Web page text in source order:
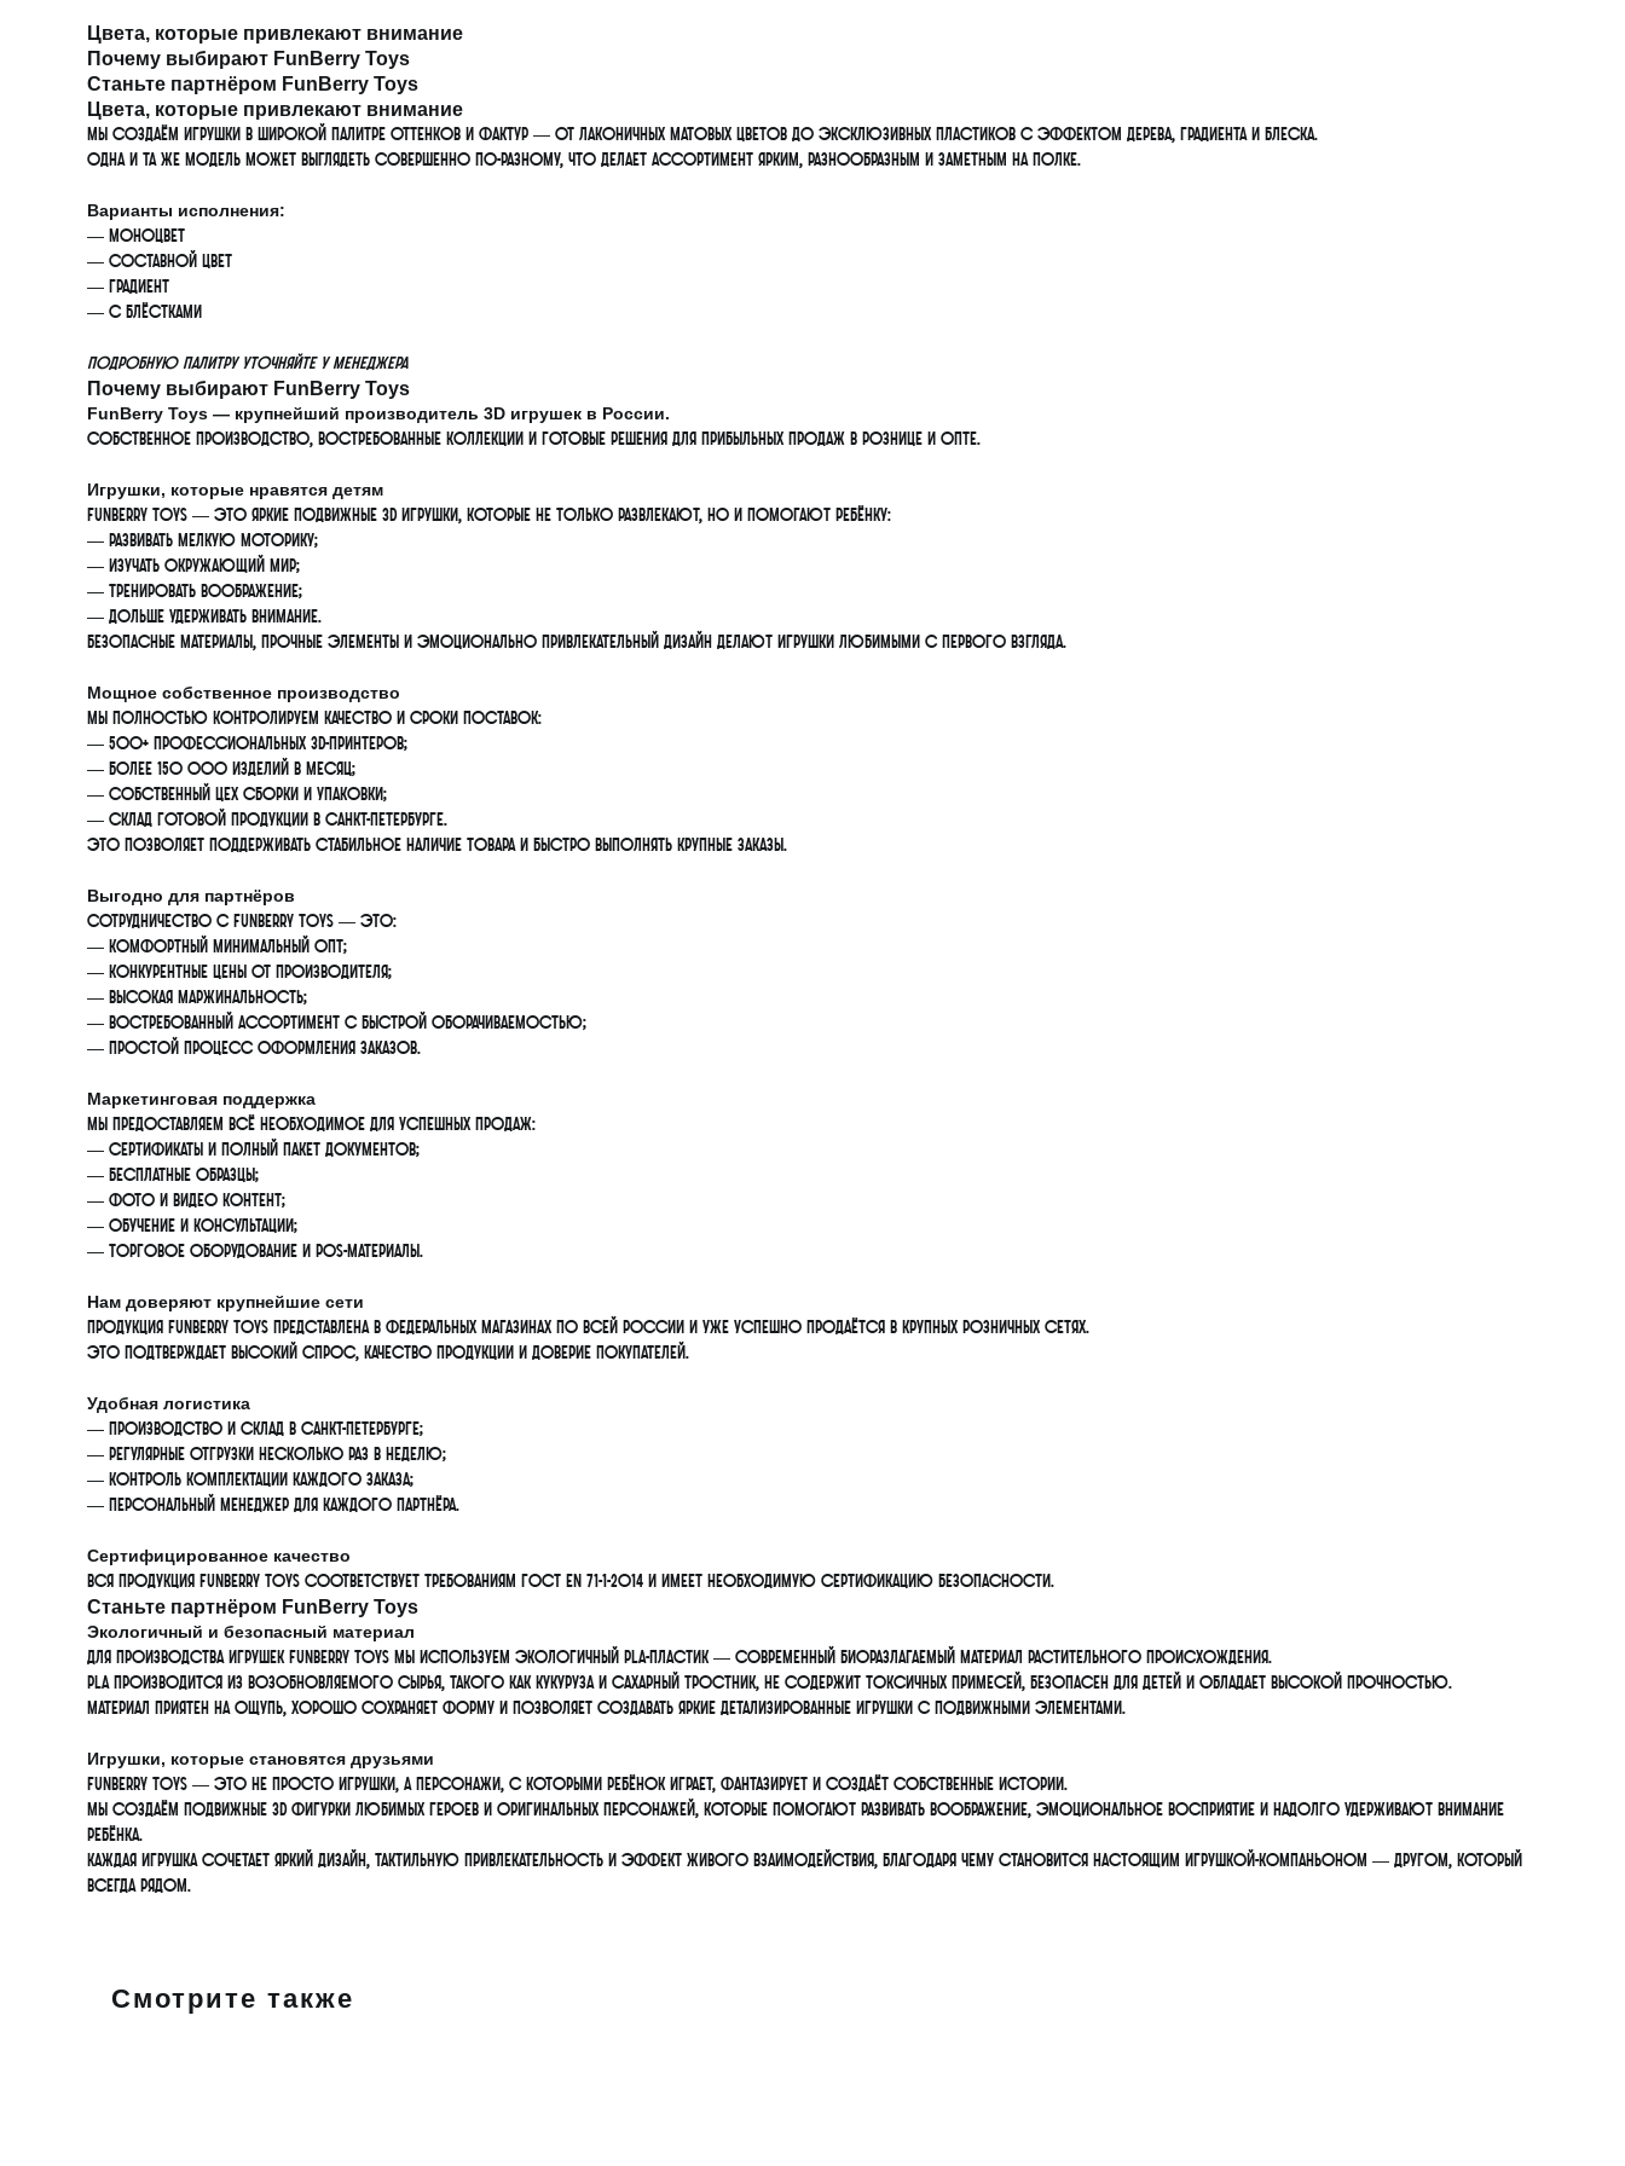
Цвета, которые привлекают внимание
Почему выбирают FunBerry Toys
Станьте партнёром FunBerry Toys
Цвета, которые привлекают внимание
Мы создаём игрушки в широкой палитре оттенков и фактур — от лаконичных матовых цветов до эксклюзивных пластиков с эффектом дерева, градиента и блеска.
Одна и та же модель может выглядеть совершенно по-разному, что делает ассортимент ярким, разнообразным и заметным на полке.
Варианты исполнения:
— моноцвет
— составной цвет
— градиент
— с блёстками
Подробную палитру уточняйте у менеджера
Почему выбирают FunBerry Toys
FunBerry Toys — крупнейший производитель 3D игрушек в России.
Собственное производство, востребованные коллекции и готовые решения для прибыльных продаж в рознице и опте.
Игрушки, которые нравятся детям
FunBerry Toys — это яркие подвижные 3D игрушки, которые не только развлекают, но и помогают ребёнку:
— развивать мелкую моторику;
— изучать окружающий мир;
— тренировать воображение;
— дольше удерживать внимание.
Безопасные материалы, прочные элементы и эмоционально привлекательный дизайн делают игрушки любимыми с первого взгляда.
Мощное собственное производство
Мы полностью контролируем качество и сроки поставок:
— 500+ профессиональных 3D-принтеров;
— более 150 000 изделий в месяц;
— собственный цех сборки и упаковки;
— склад готовой продукции в Санкт-Петербурге.
Это позволяет поддерживать стабильное наличие товара и быстро выполнять крупные заказы.
Выгодно для партнёров
Сотрудничество с FunBerry Toys — это:
— комфортный минимальный опт;
— конкурентные цены от производителя;
— высокая маржинальность;
— востребованный ассортимент с быстрой оборачиваемостью;
— простой процесс оформления заказов.
Маркетинговая поддержка
Мы предоставляем всё необходимое для успешных продаж:
— сертификаты и полный пакет документов;
— бесплатные образцы;
— фото и видео контент;
— обучение и консультации;
— торговое оборудование и POS-материалы.
Нам доверяют крупнейшие сети
Продукция FunBerry Toys представлена в федеральных магазинах по всей России и уже успешно продаётся в крупных розничных сетях.
Это подтверждает высокий спрос, качество продукции и доверие покупателей.
Удобная логистика
— производство и склад в Санкт-Петербурге;
— регулярные отгрузки несколько раз в неделю;
— контроль комплектации каждого заказа;
— персональный менеджер для каждого партнёра.
Сертифицированное качество
Вся продукция FunBerry Toys соответствует требованиям ГОСТ EN 71-1-2014 и имеет необходимую сертификацию безопасности.
Станьте партнёром FunBerry Toys
Экологичный и безопасный материал
Для производства игрушек FunBerry Toys мы используем экологичный PLA-пластик — современный биоразлагаемый материал растительного происхождения.
PLA производится из возобновляемого сырья, такого как кукуруза и сахарный тростник, не содержит токсичных примесей, безопасен для детей и обладает высокой прочностью.
Материал приятен на ощупь, хорошо сохраняет форму и позволяет создавать яркие детализированные игрушки с подвижными элементами.
Игрушки, которые становятся друзьями
FunBerry Toys — это не просто игрушки, а персонажи, с которыми ребёнок играет, фантазирует и создаёт собственные истории.
Мы создаём подвижные 3D фигурки любимых героев и оригинальных персонажей, которые помогают развивать воображение, эмоциональное восприятие и надолго удерживают внимание
ребёнка.
Каждая игрушка сочетает яркий дизайн, тактильную привлекательность и эффект живого взаимодействия, благодаря чему становится настоящим игрушкой-компаньоном — другом, который
всегда рядом.
Смотрите также